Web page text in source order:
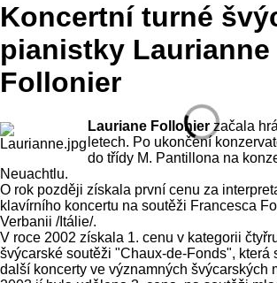
Koncertní turné
pianistky Laurianne
Follonier
Lauriane Follonierzačala
letech. Po ukončení
do třídy M. Pantillona na
Neuachtlu.
O rok později získala první cenu za
klavírního koncertu na soutěži Francesca
Verbanii /Itálie/.
V roce 2002 získala 1. cenu v kategorii
švýcarské soutěži "Chaux-de-Fonds", která
další koncerty ve významných švýcarských